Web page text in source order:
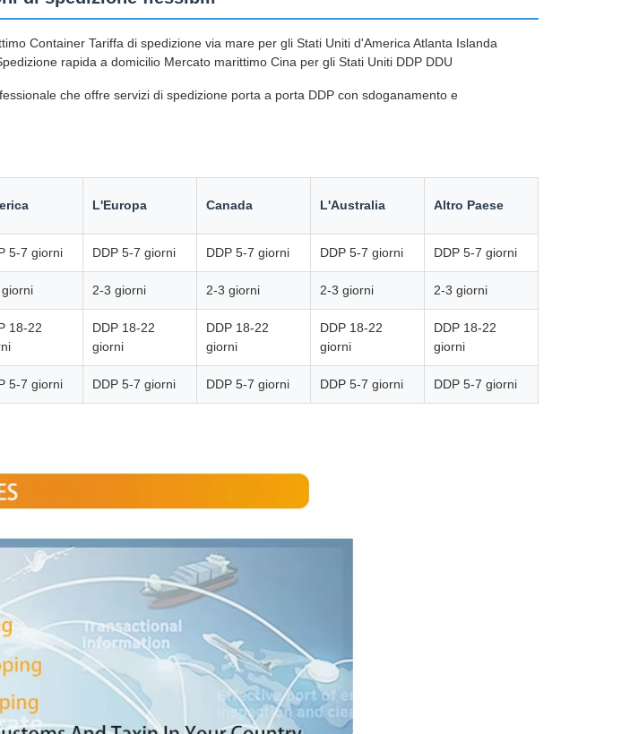
Container Tariffa di spedizione via mare per gli Stati Uniti d'America Atlanta Islanda
rapida a domicilio Mercato marittimo Cina per gli Stati Uniti DDP DDU
che offre servizi di spedizione porta a porta DDP con sdoganamento e
L'Europa Canada L'Australia Altro Paese
5-7 giorni DDP 5-7 giorni DDP 5-7 giorni DDP 5-7 giorni DDP 5-7 giorni
2-3 giorni 2-3 giorni 2-3 giorni 2-3 giorni
18-22
DDP 18-22
giorni
DDP 18-22
giorni
DDP 18-22
giorni
DDP 18-22
giorni
5-7 giorni DDP 5-7 giorni DDP 5-7 giorni DDP 5-7 giorni DDP 5-7 giorni